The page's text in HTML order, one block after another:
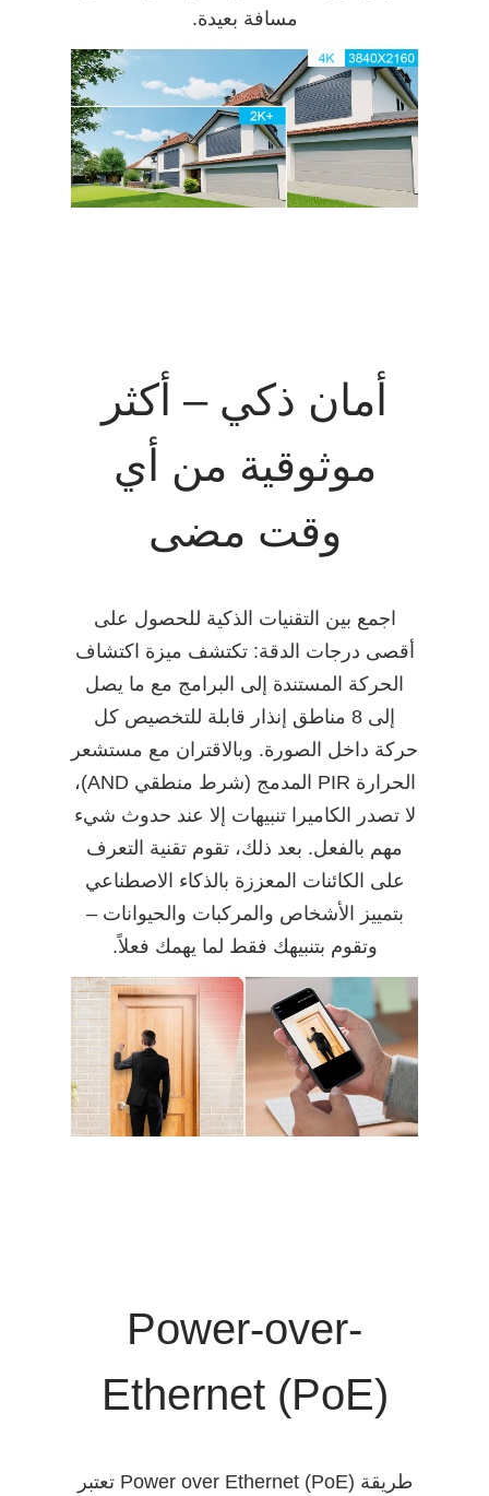
مسافة بعيدة.
أمان ذكي – أكثر
موثوقية من أي
وقت مضى
اجمع بين التقنيات الذكية للحصول على
أقصى درجات الدقة: تكتشف ميزة اكتشاف
الحركة المستندة إلى البرامج مع ما يصل
إلى 8 مناطق إنذار قابلة للتخصيص كل
حركة داخل الصورة. وبالاقتران مع مستشعر
الحرارة PIR المدمج (شرط منطقي AND)،
لا تصدر الكاميرا تنبيهات إلا عند حدوث شيء
مهم بالفعل. بعد ذلك، تقوم تقنية التعرف
على الكائنات المعززة بالذكاء الاصطناعي
بتمييز الأشخاص والمركبات والحيوانات –
وتقوم بتنبيهك فقط لما يهمك فعلاً.
Power-over-
Ethernet (PoE)
تعتبر Power over Ethernet (PoE) طريقة